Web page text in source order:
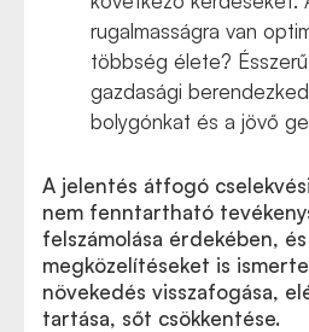
rugalmasságra van
többség élete?
gazdasági
bolygónkat és a jövő
A jelentés átfogó
nem fenntartható
felszámolása érdekében,
megközelítéseket is
növekedés visszafogása,
tartása, sőt csökkentése.